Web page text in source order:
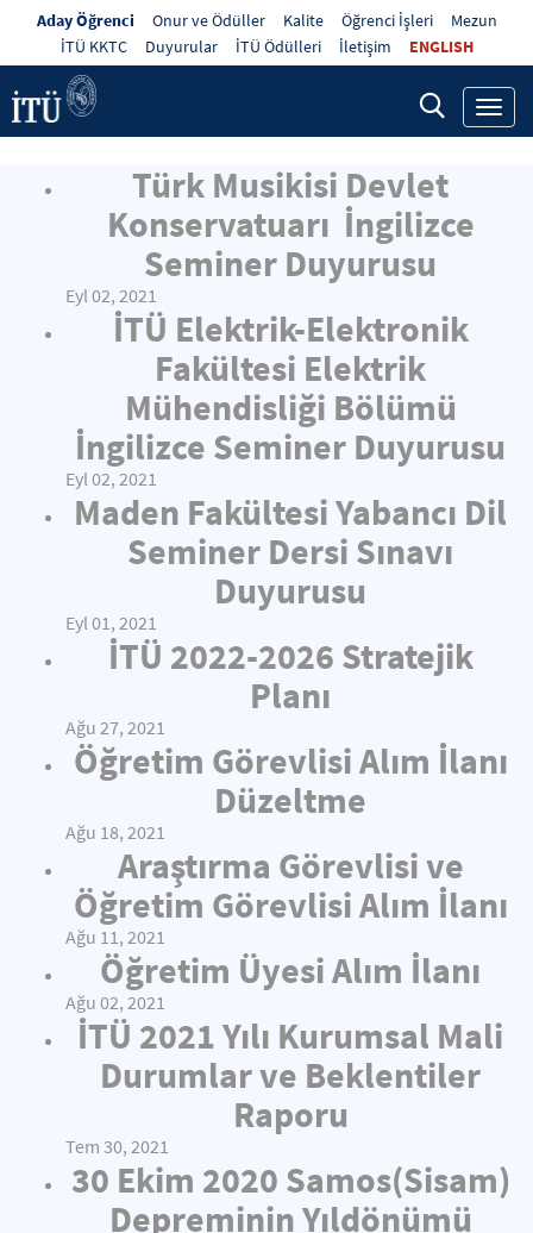
Aday Öğrenci Onur ve Ödüller Kalite Öğrenci İşleri
Mezun
İTÜ KKTC
Duyurular İTÜ Ödülleri İletişim ENGLISH
Türk Musikisi Devlet
Konservatuarı İngilizce
Seminer Duyurusu
Eyl 02, 2021
İTÜ Elektrik-Elektronik
Fakültesi Elektrik
Mühendisliği Bölümü
İngilizce Seminer Duyurusu
Eyl 02, 2021
Maden Fakültesi Yabancı Dil
Seminer Dersi Sınavı
Duyurusu
Eyl 01, 2021
İTÜ 2022-2026 Stratejik
Planı
Ağu 27, 2021
Öğretim Görevlisi Alım İlanı
Düzeltme
Ağu 18, 2021
Araştırma Görevlisi ve
Öğretim Görevlisi Alım İlanı
Ağu 11, 2021
Öğretim Üyesi Alım İlanı
Ağu 02, 2021
İTÜ 2021 Yılı Kurumsal Mali
Durumlar ve Beklentiler
Raporu
Tem 30, 2021
30 Ekim 2020 Samos(Sisam)
Depreminin Yıldönümü